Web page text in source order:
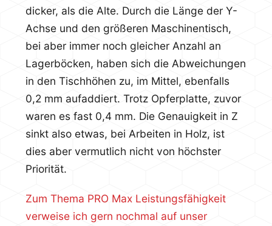
dicker, als die Alte. Durch die Länge der Y-
Achse und den größeren Maschinentisch,
bei aber immer noch gleicher Anzahl an
Lagerböcken, haben sich die Abweichungen
in den Tischhöhen zu, im Mittel, ebenfalls
0,2 mm aufaddiert. Trotz Opferplatte, zuvor
waren es fast 0,4 mm. Die Genauigkeit in Z
sinkt also etwas, bei Arbeiten in Holz, ist
dies aber vermutlich nicht von höchster
Priorität.
Zum Thema PRO Max Leistungsfähigkeit
verweise ich gern nochmal auf unser